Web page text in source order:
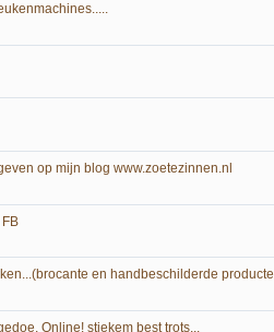
op mijn blog www.zoetezinnen.nl
en handbeschilderde
Online! stiekem best trots...